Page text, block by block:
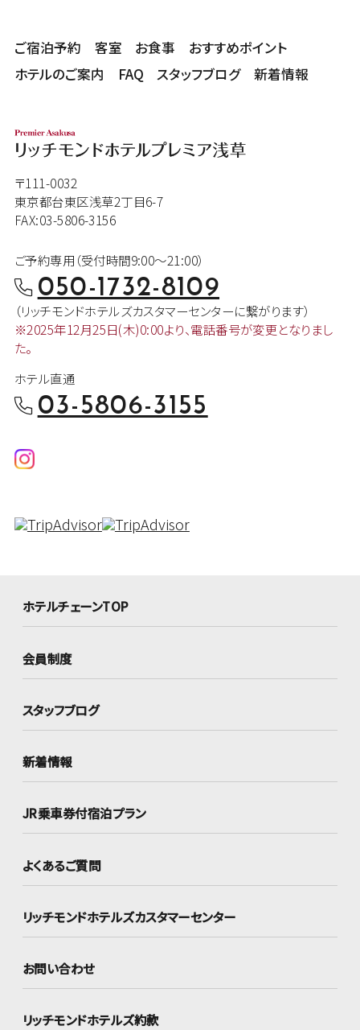
ご宿泊予約 客室 お食事
おすすめポイント
ホテルのご案内
FAQ スタッフブログ 新着情報
〒111-0032
東京都台東区浅草2丁目6-7
FAX:03-5806-3156
ご予約専用（受付時間9:00～21:00）
050-1732-8109
（リッチモンドホテルズカスタマーセンターに繋がります）
※2025年12月25日(木)0:00より、電話番号が変更となりまし
た。
ホテル直通
03-5806-3155
ホテルチェーンTOP
会員制度
スタッフブログ
新着情報
JR乗車券付宿泊プラン
よくあるご質問
リッチモンドホテルズカスタマーセンター
お問い合わせ
リッチモンドホテルズ約款